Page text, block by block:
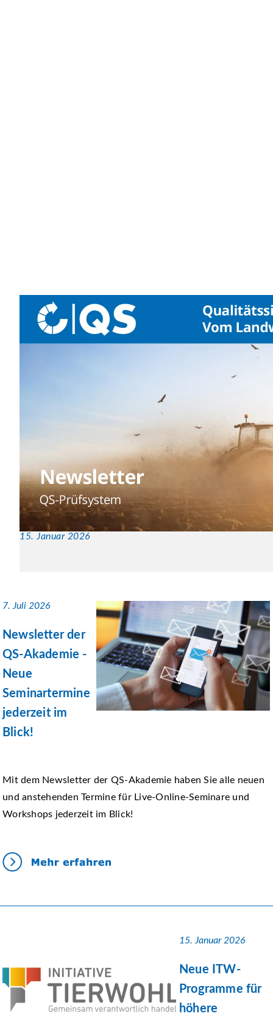
15. Januar 2026
7. Juli 2026
Newsletter der
QS-Akademie -
Neue
Seminartermine
jederzeit im
Blick!
Mit dem Newsletter der QS-Akademie haben Sie alle neuen
und anstehenden Termine für Live-Online-Seminare und
Workshops jederzeit im Blick!
15. Januar 2026
Neue ITW-
Programme für
höhere